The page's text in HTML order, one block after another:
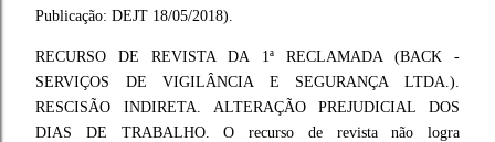
Publicação: DEJT 18/05/2018).
RECURSO DE REVISTA DA 1ª RECLAMADA (BACK -
SERVIÇOS DE VIGILÂNCIA E SEGURANÇA LTDA.).
RESCISÃO INDIRETA. ALTERAÇÃO PREJUDICIAL DOS
DIAS DE TRABALHO. O recurso de revista não logra